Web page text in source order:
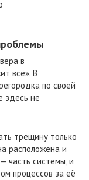
в
всё». В
по своей
здесь не
трещину только
расположена и
часть системы, и
процессов за её